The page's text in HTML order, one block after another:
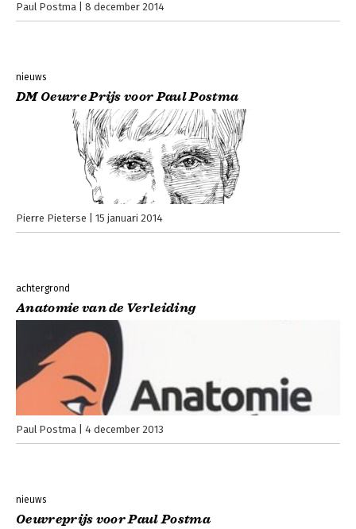
Paul Postma 8 december 2014
nieuws
DM Oeuvre Prijs voor Paul Postma
Pierre Pieterse 15 januari 2014
achtergrond
Anatomie van de Verleiding
Paul Postma 4 december 2013
nieuws
Oeuvreprijs voor Paul Postma